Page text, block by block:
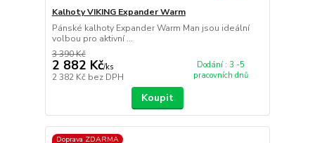
Kalhoty VIKING Expander Warm
Pánské kalhoty Expander Warm Man jsou ideální
volbou pro aktivní ...
3 390 Kč
2 882 Kč/ks
2 382 Kč bez DPH
Dodání : 3 -5
pracovních dnů
Koupit
Doprava ZDARMA